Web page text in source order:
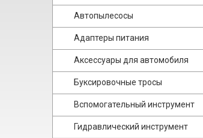
Автопылесосы
Адаптеры питания
Аксессуары для автомобиля
Буксировочные тросы
Вспомогательный инструмент
Гидравлический инструмент